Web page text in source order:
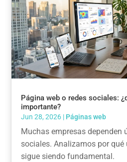
Página web o redes sociales:
importante?
Jun 28, 2026 | Páginas web
Muchas empresas dependen
sociales. Analizamos por
sigue siendo fundamental.